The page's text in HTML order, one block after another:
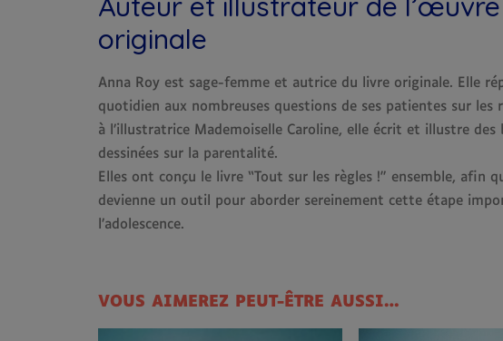
originale
Anna Roy est sage-femme et autrice du livre originale. Elle
quotidien aux nombreuses questions de ses patientes sur les
à l’illustratrice Mademoiselle Caroline, elle écrit et illustre des
dessinées sur la parentalité.
Elles ont conçu le livre “Tout sur les règles !” ensemble, afin
devienne un outil pour aborder sereinement cette étape
l’adolescence.
VOUS AIMEREZ PEUT-ÊTRE AUSSI…